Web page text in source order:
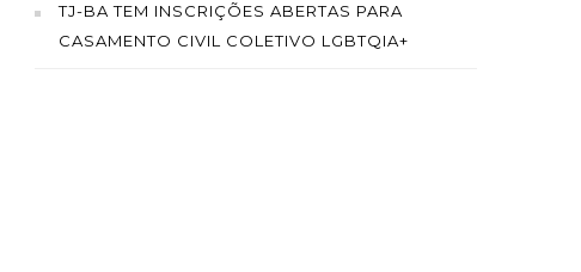
TJ-BA TEM INSCRIÇÕES ABERTAS PARA
CASAMENTO CIVIL COLETIVO LGBTQIA+